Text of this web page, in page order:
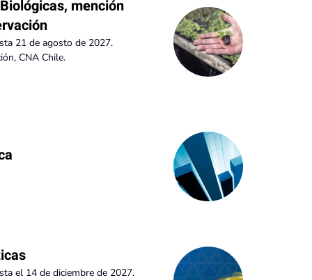
mención
21 de agosto de 2027.
CNA Chile.
el 14 de diciembre de 2027.